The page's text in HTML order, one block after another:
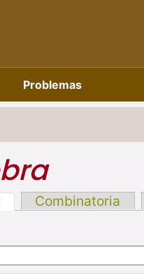
Problemas
Combinatoria